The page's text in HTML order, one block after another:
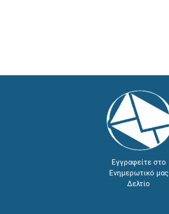
Εγγραφείτε στο
Ενημερωτικό μας
Δελτίο